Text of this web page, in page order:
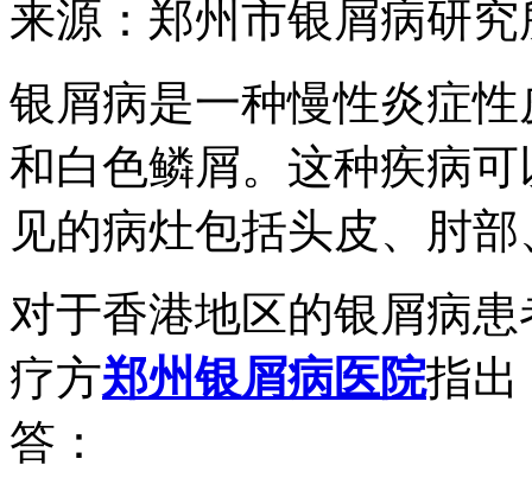
来源：郑州市银屑病研
银屑病是一种慢性炎症
和白色鳞屑。这种疾病
见的病灶包括头皮、肘
对于香港地区的银屑病
疗方郑州银屑病医院指出
答：